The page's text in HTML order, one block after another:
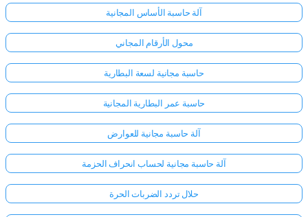
آلة حاسبة الأساس المجانية
محول الأرقام المجاني
حاسبة مجانية لسعة البطارية
حاسبة عمر البطارية المجانية
آلة حاسبة مجانية للعوارض
آلة حاسبة مجانية لحساب انحراف الحزمة
حلال تردد الضربات الحرة